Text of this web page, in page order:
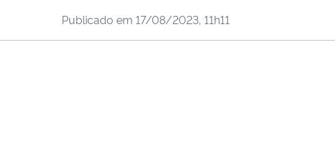
Publicado em 17/08/2023, 11h11